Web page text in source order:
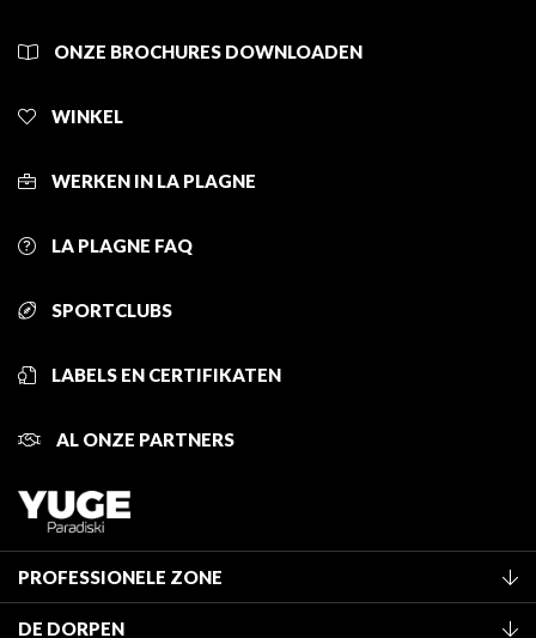
ONZE BROCHURES DOWNLOADEN
WINKEL
WERKEN IN LA PLAGNE
LA PLAGNE FAQ
SPORTCLUBS
LABELS EN CERTIFIKATEN
AL ONZE PARTNERS
PROFESSIONELE ZONE
DE DORPEN